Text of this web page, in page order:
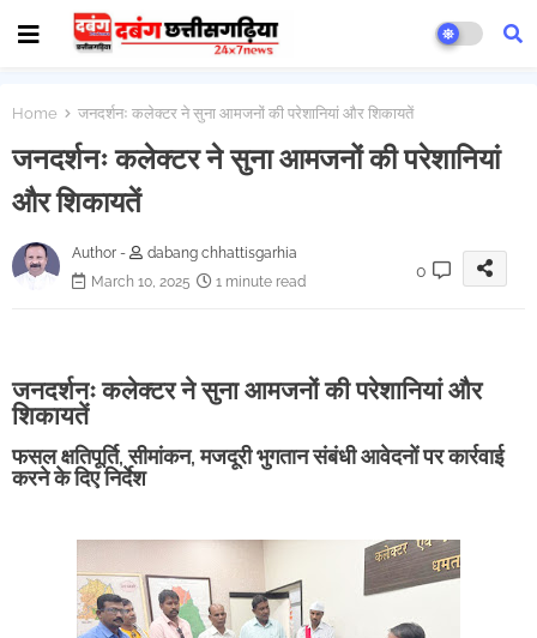
Home जनदर्शनः कलेक्टर ने सुना आमजनों की परेशानियां और शिकायतें
जनदर्शनः कलेक्टर ने सुना आमजनों की परेशानियां
और शिकायतें
Author -
dabang chhattisgarhia
March 10, 2025
1 minute read
0
जनदर्शनः कलेक्टर ने सुना आमजनों की परेशानियां और
शिकायतें
फसल क्षतिपूर्ति, सीमांकन, मजदूरी भुगतान संबंधी आवेदनों पर कार्रवाई
करने के दिए निर्देश